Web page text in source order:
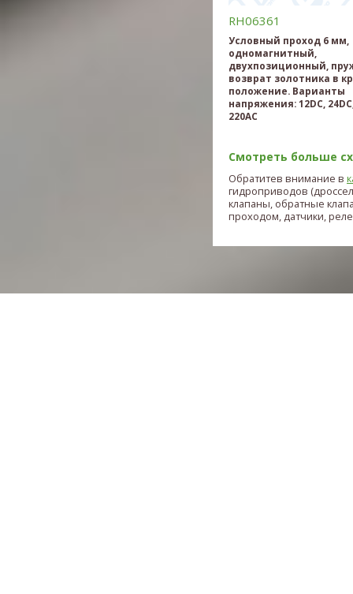
RH06361
Условный проход 6 мм,
одномагнитный,
двухпозиционный,
возврат золотника в
положение. Варианты
напряжения: 12DC,
220AC
Смотреть больше
Обратитев внимание в
гидроприводов
клапаны, обратные
проходом, датчики, реле